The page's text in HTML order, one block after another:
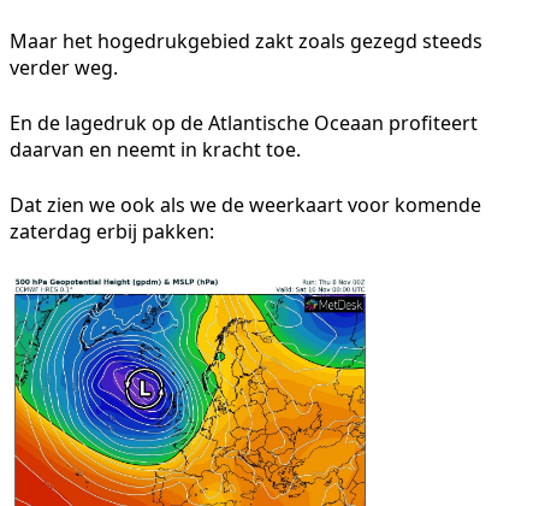
Maar het hogedrukgebied zakt zoals gezegd steeds
verder weg.
En de lagedruk op de Atlantische Oceaan profiteert
daarvan en neemt in kracht toe.
Dat zien we ook als we de weerkaart voor komende
zaterdag erbij pakken: